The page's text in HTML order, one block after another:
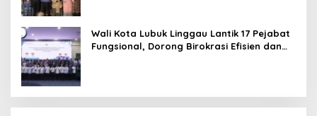
Wali Kota Lubuk Linggau Lantik 17 Pejabat
Fungsional, Dorong Birokrasi Efisien dan